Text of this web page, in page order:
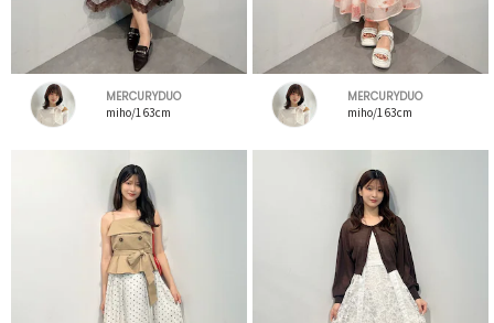
MERCURYDUO
miho/163cm
MERCURYDUO
miho/163cm